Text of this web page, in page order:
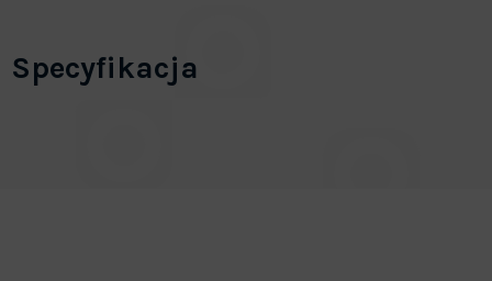
Specyfikacja